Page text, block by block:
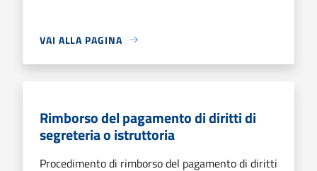
VAI ALLA PAGINA
Rimborso del pagamento di diritti di
segreteria o istruttoria
Procedimento di rimborso del pagamento di diritti